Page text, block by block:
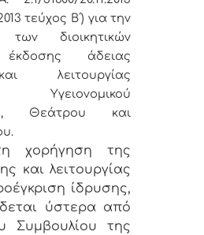
τεύχος Β΄) για την
των διοικητικών
έκδοσης άδειας
λειτουργίας
Υγειονομικού
Θεάτρου και
χορήγηση της
και λειτουργίας
ίδρυσης,
ύστερα από
Συμβουλίου της